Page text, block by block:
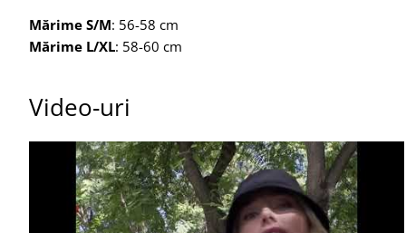
Mărime S/M: 56-58 cm
Mărime L/XL: 58-60 cm
Video-uri